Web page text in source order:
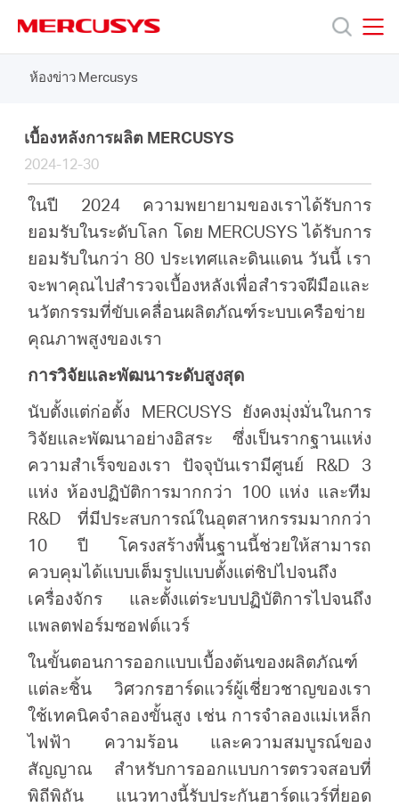
navigation
ผลิตภัณฑ์
สนับสนุน
เกี่ยว
ห้องข่าว Mercusys
เบื้องหลังการผลิต MERCUSYS
2024-12-30
ในปี 2024 ความพยายามของเราได้รับการ
ยอมรับในระดับโลก โดย MERCUSYS ได้รับการ
ยอมรับในกว่า 80 ประเทศและดินแดน วันนี้ เรา
จะพาคุณไปสำรวจเบื้องหลังเพื่อสำรวจฝีมือและ
นวัตกรรมที่ขับเคลื่อนผลิตภัณฑ์ระบบเครือข่าย
คุณภาพสูงของเรา
การวิจัยและพัฒนาระดับสูงสุด
นับตั้งแต่ก่อตั้ง MERCUSYS ยังคงมุ่งมั่นในการ
วิจัยและพัฒนาอย่างอิสระ ซึ่งเป็นรากฐานแห่ง
ความสำเร็จของเรา ปัจจุบันเรามีศูนย์ R&D 3
แห่ง ห้องปฏิบัติการมากกว่า 100 แห่ง และทีม
R&D ที่มีประสบการณ์ในอุตสาหกรรมมากกว่า
10 ปี โครงสร้างพื้นฐานนี้ช่วยให้สามารถ
ควบคุมได้แบบเต็มรูปแบบตั้งแต่ชิปไปจนถึง
เครื่องจักร และตั้งแต่ระบบปฏิบัติการไปจนถึง
แพลตฟอร์มซอฟต์แวร์
ในขั้นตอนการออกแบบเบื้องต้นของผลิตภัณฑ์
แต่ละชิ้น วิศวกรฮาร์ดแวร์ผู้เชี่ยวชาญของเรา
ใช้เทคนิคจำลองขั้นสูง เช่น การจำลองแม่เหล็ก
ไฟฟ้า ความร้อน และความสมบูรณ์ของ
สัญญาณ สำหรับการออกแบบการตรวจสอบที่
พิถีพิถัน แนวทางนี้รับประกันฮาร์ดแวร์ที่ยอด